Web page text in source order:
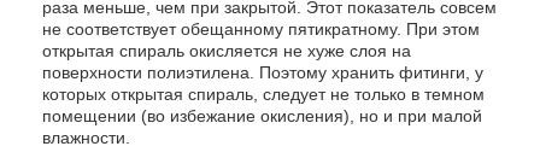
раза меньше, чем при закрытой. Этот показатель совсем
не соответствует обещанному пятикратному. При этом
открытая спираль окисляется не хуже слоя на
поверхности полиэтилена. Поэтому хранить фитинги, у
которых открытая спираль, следует не только в темном
помещении (во избежание окисления), но и при малой
влажности.